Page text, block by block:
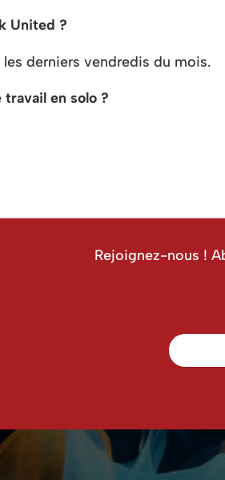
United ?
derniers vendredis du mois.
en solo ?
Rejoignez-nous !